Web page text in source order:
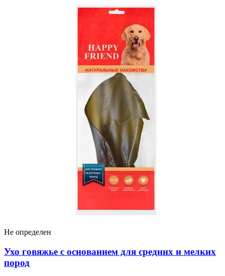
Не определен
Ухо говяжье с основанием для средних и мелких
пород